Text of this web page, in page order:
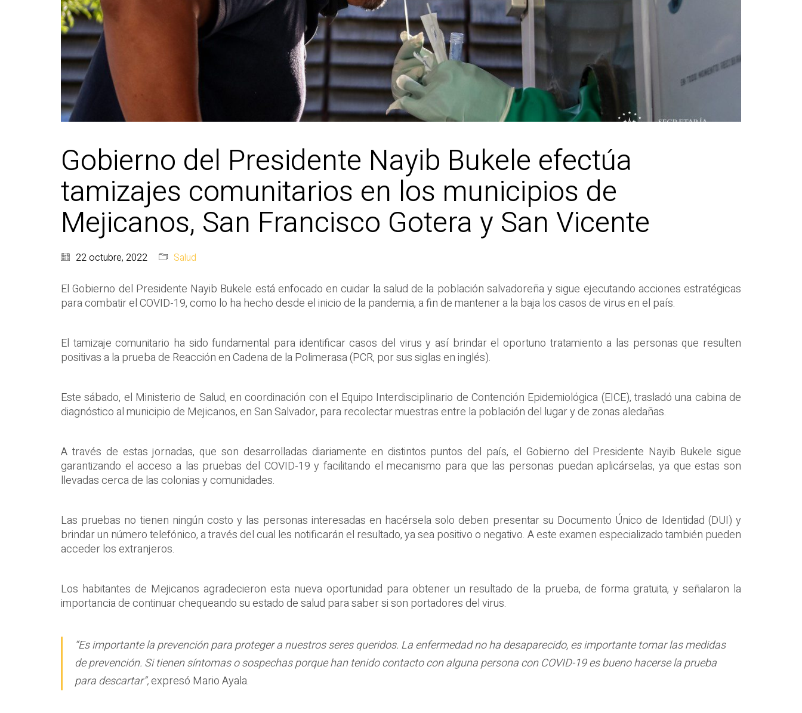
Gobierno del Presidente Nayib Bukele efectúa
tamizajes comunitarios en los municipios de
Mejicanos, San Francisco Gotera y San Vicente
22 octubre, 2022 Salud
El Gobierno del Presidente Nayib Bukele está enfocado en cuidar la salud de la población salvadoreña y sigue ejecutando acciones estratégicas
para combatir el COVID-19, como lo ha hecho desde el inicio de la pandemia, a fin de mantener a la baja los casos de virus en el país.
El tamizaje comunitario ha sido fundamental para identificar casos del virus y así brindar el oportuno tratamiento a las personas que resulten
positivas a la prueba de Reacción en Cadena de la Polimerasa (PCR, por sus siglas en inglés).
Este sábado, el Ministerio de Salud, en coordinación con el Equipo Interdisciplinario de Contención Epidemiológica (EICE), trasladó una cabina de
diagnóstico al municipio de Mejicanos, en San Salvador, para recolectar muestras entre la población del lugar y de zonas aledañas.
A través de estas jornadas, que son desarrolladas diariamente en distintos puntos del país, el Gobierno del Presidente Nayib Bukele sigue
garantizando el acceso a las pruebas del COVID-19 y facilitando el mecanismo para que las personas puedan aplicárselas, ya que estas son
llevadas cerca de las colonias y comunidades.
Las pruebas no tienen ningún costo y las personas interesadas en hacérsela solo deben presentar su Documento Único de Identidad (DUI) y
brindar un número telefónico, a través del cual les notificarán el resultado, ya sea positivo o negativo. A este examen especializado también pueden
acceder los extranjeros.
Los habitantes de Mejicanos agradecieron esta nueva oportunidad para obtener un resultado de la prueba, de forma gratuita, y señalaron la
importancia de continuar chequeando su estado de salud para saber si son portadores del virus.
“Es importante la prevención para proteger a nuestros seres queridos. La enfermedad no ha desaparecido, es importante tomar las medidas
de prevención. Si tienen síntomas o sospechas porque han tenido contacto con alguna persona con COVID-19 es bueno hacerse la prueba
para descartar”,expresó Mario Ayala.